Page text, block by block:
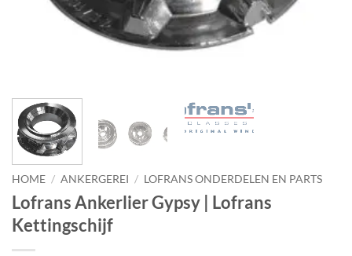
HOME / ANKERGEREI / LOFRANS ONDERDELEN EN PARTS
Lofrans Ankerlier Gypsy | Lofrans
Kettingschijf